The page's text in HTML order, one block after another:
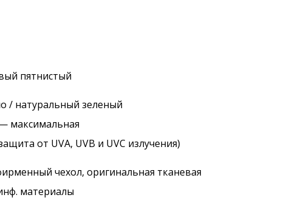
пятнистый
/ натуральный зеленый
максимальная
от UVA, UVB и UVC излучения)
чехол, оригинальная тканевая
материалы